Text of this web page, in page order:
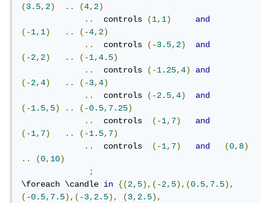
(3.5,2) .. (4,2)
..
  controls
(1,1)
and
(-1,1) .. (-4,2)
..
  controls
(-3.5,2)
and
(-2,2) .. (-1,4.5)
..
  controls
(-1.25,4)
and
(-2,4) .. (-3,4)
..
  controls
(-2.5,4)
and
(-1.5,5) .. (-0.5,7.25)
..
  controls
(-1,7)
and
(-1,7) .. (-1.5,7)
..
  controls
(-1,7) and (0,8)
..
(0,10)
;
\foreach \candle in {(2,5),(-2,5),(0.5,7.5),
(-0.5,7.5),(-3,2.5), (3,2.5),